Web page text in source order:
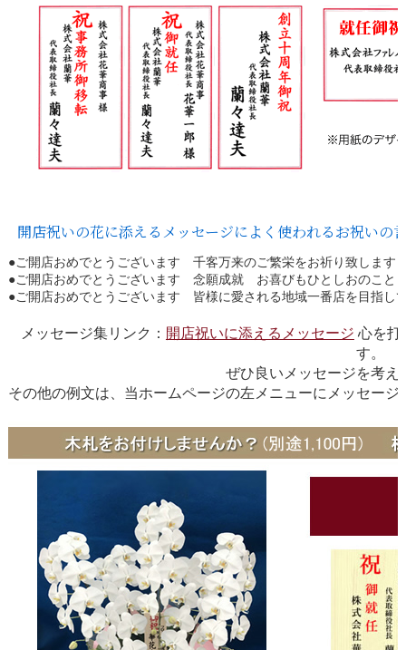
開店祝いの花に添えるメッセージによく使われるお祝いの
●ご開店おめでとうございます 千客万来のご繁栄をお祈り致します
●ご開店おめでとうございます 念願成就 お喜びもひとしおのこと
●ご開店おめでとうございます 皆様に愛される地域一番店を目指
メッセージ集リンク： 開店祝いに添えるメッセージ 心を打
す。
ぜひ良いメッセージを考え
その他の例文は、当ホームページの左メニューにメッ